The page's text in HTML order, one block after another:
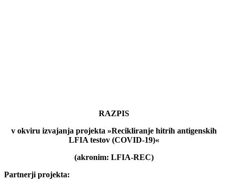
RAZPIS
v okviru izvajanja projekta »Recikliranje hitrih antigenskih
LFIA testov (COVID-19)«
(akronim: LFIA-REC)
Partnerji projekta: